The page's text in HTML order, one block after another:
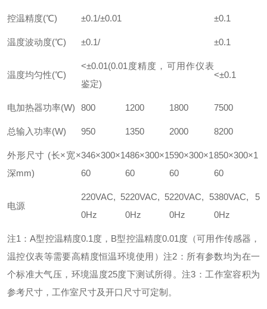
控温精度(℃) ±0.1/±0.01 ±0.1
温度波动度(℃) ±0.1/ ±0.1
温度均匀性(℃)
<±0.01(0.01度精度，可用作仪表
鉴定)
<±0.1
电加热器功率(W) 800 1200 1800 7500
总输入功率(W) 950 1350 2000 8200
外形尺寸 (长×宽×
深mm)
346×300×1
60
486×300×1
60
590×300×1
60
850×300×1
60
电源
220VAC, 5
0Hz
220VAC, 5
0Hz
220VAC, 5
0Hz
380VAC, 5
0Hz
注1：A型控温精度0.1度，B型控温精度0.01度（可用作传感器，
温控仪表等需要高精度恒温环境使用） 注2：所有参数均为在一
个标准大气压，环境温度25度下测试所得。注3：工作室容积为
参考尺寸，工作室尺寸及开口尺寸可定制。